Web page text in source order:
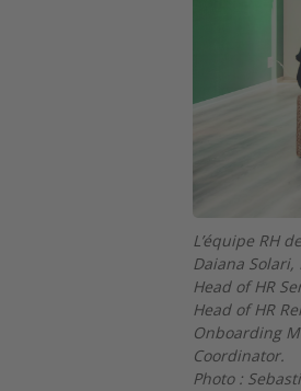
L’équipe RH
Daiana Solari,
Head of HR
Head of HR
Onboarding
Coordinator.
Photo :